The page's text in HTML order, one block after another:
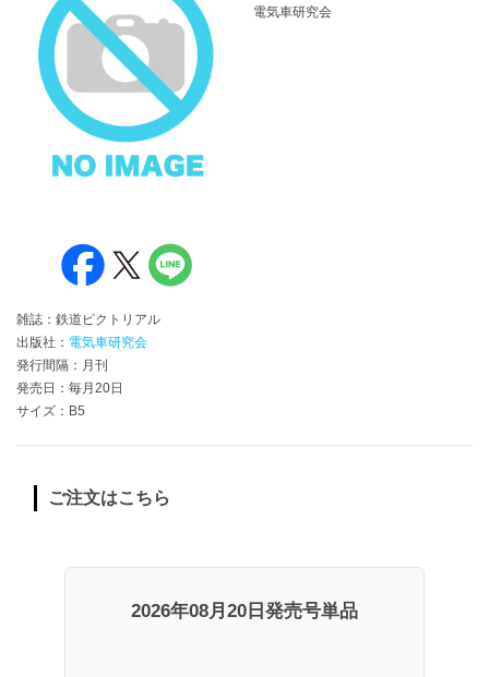
雑誌：鉄道ピクトリアル
出版社： 電気車研究会
発行間隔：月刊
発売日：毎月20日
サイズ：B5
電気車研究会
ご注文はこちら
2026年08月20日発売号単品